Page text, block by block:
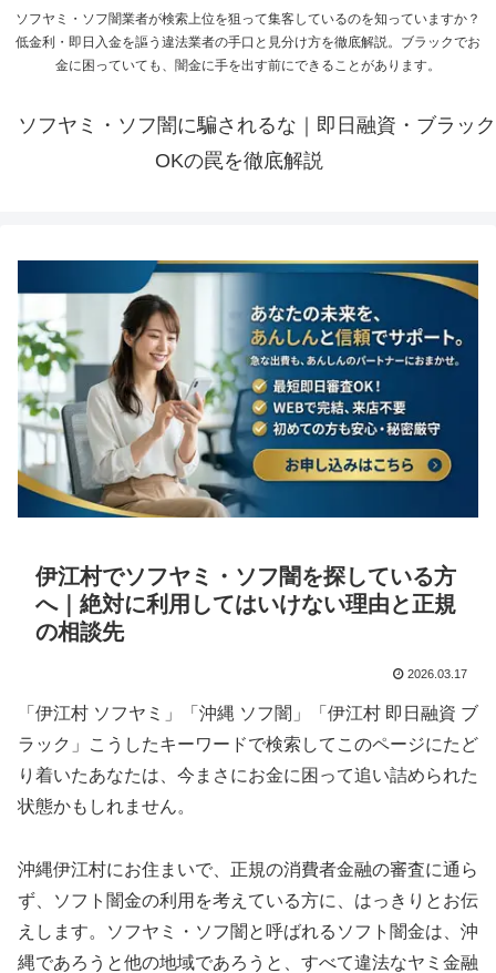
ソフヤミ・ソフ闇業者が検索上位を狙って集客しているのを知っていますか？
低金利・即日入金を謳う違法業者の手口と見分け方を徹底解説。ブラックでお
金に困っていても、闇金に手を出す前にできることがあります。
ソフヤミ・ソフ闇に騙されるな｜即日融資・ブラック
OKの罠を徹底解説
伊江村でソフヤミ・ソフ闇を探している方
へ｜絶対に利用してはいけない理由と正規
の相談先
2026.03.17
「伊江村 ソフヤミ」「沖縄 ソフ闇」「伊江村 即日融資 ブ
ラック」こうしたキーワードで検索してこのページにたど
り着いたあなたは、今まさにお金に困って追い詰められた
状態かもしれません。
沖縄伊江村にお住まいで、正規の消費者金融の審査に通ら
ず、ソフト闇金の利用を考えている方に、はっきりとお伝
えします。ソフヤミ・ソフ闇と呼ばれるソフト闇金は、沖
縄であろうと他の地域であろうと、すべて違法なヤミ金融